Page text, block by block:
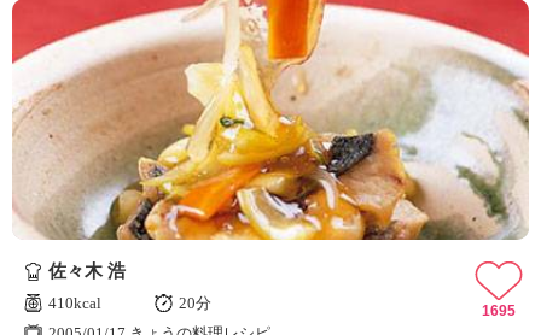
佐々木 浩
410kcal
20分
1695